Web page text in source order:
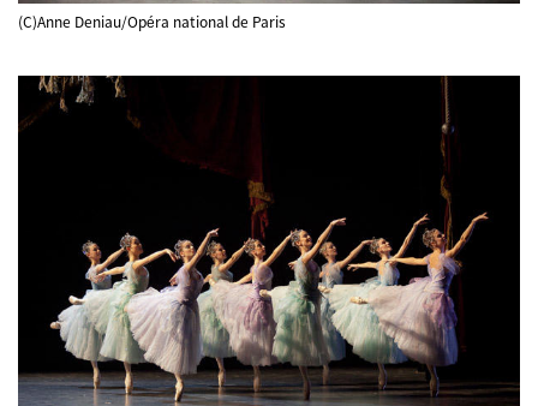
(C)Anne Deniau/Opéra national de Paris